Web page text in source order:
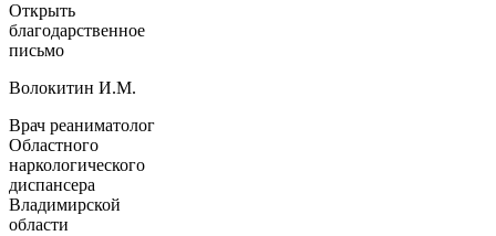
Открыть
благодарственное
письмо
Волокитин И.М.
Врач реаниматолог
Областного
наркологического
диспансера
Владимирской
области